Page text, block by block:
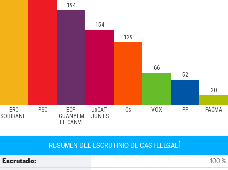
ERC-
SOBIRANISTES
PSC
ECP-
GUANYEM
EL CANVI
JxCAT-
JUNTS
Cs VOX PP PACMA
194
154
129
66
52
20
RESUMEN DEL ESCRUTINIO DE CASTELLGALÍ
Escrutado: 100 %